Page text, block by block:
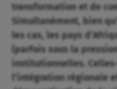
transformation et de
Simultanément, bien
les cas, les pays
(parfois sous la
institutionnelles.
l’intégration régionale